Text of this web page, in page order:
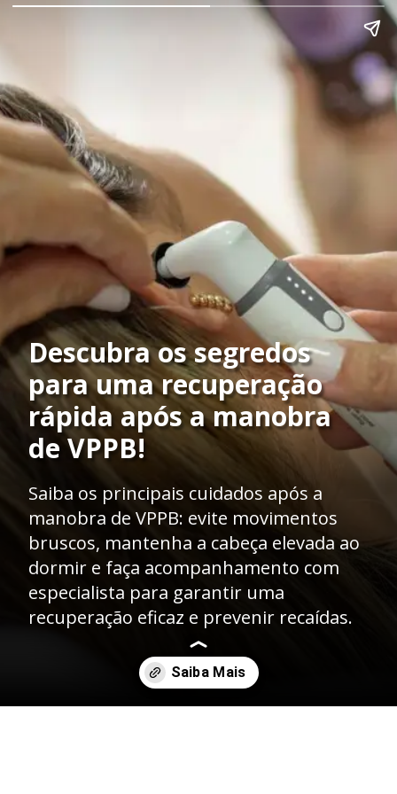
Descubra os segredos
para uma recuperação
rápida após a manobra
de VPPB!
Saiba os principais cuidados após a
manobra de VPPB: evite movimentos
bruscos, mantenha a cabeça elevada ao
dormir e faça acompanhamento com
especialista para garantir uma
recuperação eficaz e prevenir recaídas.